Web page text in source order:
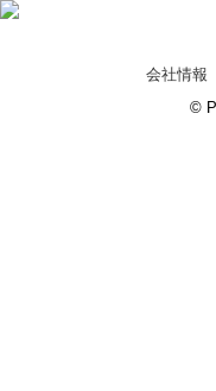
会社情報
©